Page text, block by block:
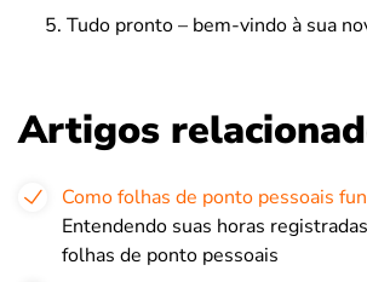
Tudo pronto – bem-vindo à sua
Artigos
Como folhas de ponto pessoais
Entendendo suas horas
folhas de ponto pessoais